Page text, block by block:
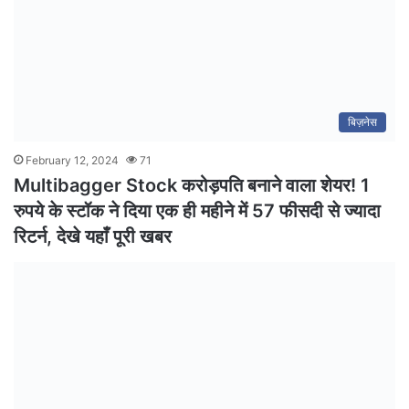
बिज़नेस
February 12, 2024 71
Multibagger Stock करोड़पति बनाने वाला शेयर! 1
रुपये के स्टॉक ने दिया एक ही महीने में 57 फीसदी से ज्यादा
रिटर्न, देखे यहाँ पूरी खबर